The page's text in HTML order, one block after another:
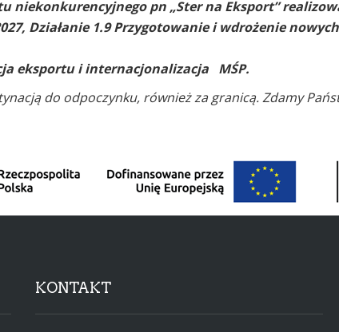
niekonkurencyjnego pn „Ster na Eksport”
Działanie 1.9 Przygotowanie i wdrożenie
eksportu i internacjonalizacja MŚP.
do odpoczynku, również za granicą. Zdamy
KONTAKT